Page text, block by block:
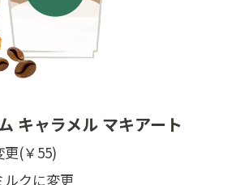
キャラメル マキアート
更(￥55)
ルクに変更